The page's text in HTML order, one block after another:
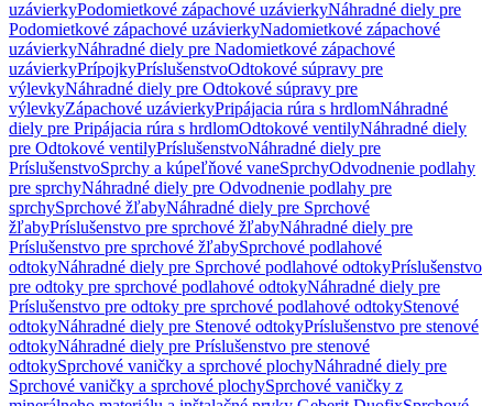
uzávierkyPodomietkové zápachové uzávierkyNáhradné diely pre
Podomietkové zápachové uzávierkyNadomietkové zápachové
uzávierkyNáhradné diely pre Nadomietkové zápachové
uzávierkyPrípojkyPríslušenstvoOdtokové súpravy pre
výlevkyNáhradné diely pre Odtokové súpravy pre
výlevkyZápachové uzávierkyPripájacia rúra s hrdlomNáhradné
diely pre Pripájacia rúra s hrdlomOdtokové ventilyNáhradné diely
pre Odtokové ventilyPríslušenstvoNáhradné diely pre
PríslušenstvoSprchy a kúpeľňové vaneSprchyOdvodnenie podlahy
pre sprchyNáhradné diely pre Odvodnenie podlahy pre
sprchySprchové žľabyNáhradné diely pre Sprchové
žľabyPríslušenstvo pre sprchové žľabyNáhradné diely pre
Príslušenstvo pre sprchové žľabySprchové podlahové
odtokyNáhradné diely pre Sprchové podlahové odtokyPríslušenstvo
pre odtoky pre sprchové podlahové odtokyNáhradné diely pre
Príslušenstvo pre odtoky pre sprchové podlahové odtokyStenové
odtokyNáhradné diely pre Stenové odtokyPríslušenstvo pre stenové
odtokyNáhradné diely pre Príslušenstvo pre stenové
odtokySprchové vaničky a sprchové plochyNáhradné diely pre
Sprchové vaničky a sprchové plochySprchové vaničky z